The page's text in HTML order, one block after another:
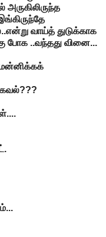
வாய்த் துடுக்காக
போக ..வந்தது வினை...